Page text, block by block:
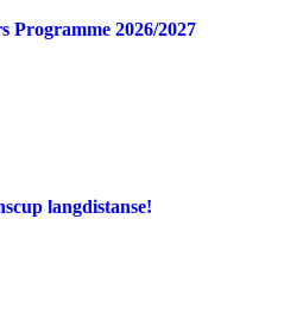
Programme 2026/2027
langdistanse!